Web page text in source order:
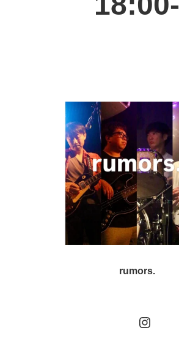
rumors.
Instagram